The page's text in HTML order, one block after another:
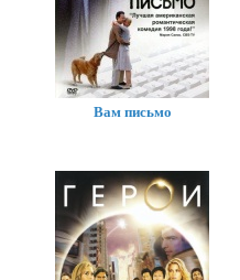
Вам письмо